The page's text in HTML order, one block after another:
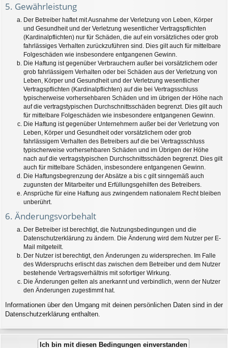
5. Gewährleistung
Der Betreiber haftet mit Ausnahme der Verletzung von Leben, Körper
und Gesundheit und der Verletzung wesentlicher Vertragspflichten
(Kardinalpflichten) nur für Schäden, die auf ein vorsätzliches oder grob
fahrlässiges Verhalten zurückzuführen sind. Dies gilt auch für mittelbare
Folgeschäden wie insbesondere entgangenen Gewinn.
Die Haftung ist gegenüber Verbrauchern außer bei vorsätzlichem oder
grob fahrlässigem Verhalten oder bei Schäden aus der Verletzung von
Leben, Körper und Gesundheit und der Verletzung wesentlicher
Vertragspflichten (Kardinalpflichten) auf die bei Vertragsschluss
typischerweise vorhersehbaren Schäden und im übrigen der Höhe nach
auf die vertragstypischen Durchschnittsschäden begrenzt. Dies gilt auch
für mittelbare Folgeschäden wie insbesondere entgangenen Gewinn.
Die Haftung ist gegenüber Unternehmern außer bei der Verletzung von
Leben, Körper und Gesundheit oder vorsätzlichem oder grob
fahrlässigem Verhalten des Betreibers auf die bei Vertragsschluss
typischerweise vorhersehbaren Schäden und im Übrigen der Höhe
nach auf die vertragstypischen Durchschnittsschäden begrenzt. Dies gilt
auch für mittelbare Schäden, insbesondere entgangenen Gewinn.
Die Haftungsbegrenzung der Absätze a bis c gilt sinngemäß auch
zugunsten der Mitarbeiter und Erfüllungsgehilfen des Betreibers.
Ansprüche für eine Haftung aus zwingendem nationalem Recht bleiben
unberührt.
6. Änderungsvorbehalt
Der Betreiber ist berechtigt, die Nutzungsbedingungen und die
Datenschutzerklärung zu ändern. Die Änderung wird dem Nutzer per E-
Mail mitgeteilt.
Der Nutzer ist berechtigt, den Änderungen zu widersprechen. Im Falle
des Widerspruchs erlischt das zwischen dem Betreiber und dem Nutzer
bestehende Vertragsverhältnis mit sofortiger Wirkung.
Die Änderungen gelten als anerkannt und verbindlich, wenn der Nutzer
den Änderungen zugestimmt hat.
Informationen über den Umgang mit deinen persönlichen Daten sind in der
Datenschutzerklärung enthalten.